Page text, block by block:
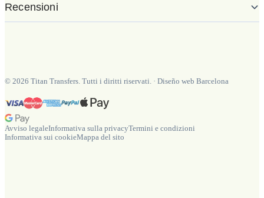
Recensioni
© 2026 Titan Transfers. Tutti i diritti riservati. · Diseño web Barcelona
Avviso legaleInformativa sulla privacyTermini e condizioni
Informativa sui cookieMappa del sito